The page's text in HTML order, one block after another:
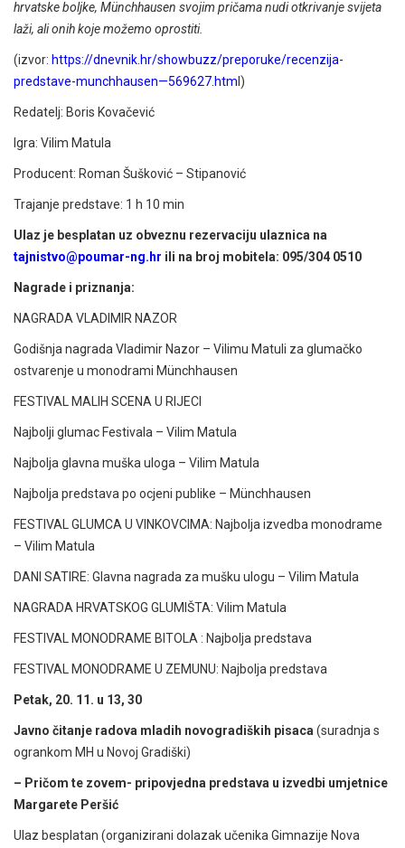
hrvatske boljke, Münchhausen svojim pričama nudi otkrivanje svijeta
laži, ali onih koje možemo oprostiti.
(izvor: https://dnevnik.hr/showbuzz/preporuke/recenzija-
predstave-munchhausen—569627.html)
Redatelj: Boris Kovačević
Igra: Vilim Matula
Producent: Roman Šušković – Stipanović
Trajanje predstave: 1 h 10 min
Ulaz je besplatan uz obveznu rezervaciju ulaznica na
tajnistvo@poumar-ng.hr ili na broj mobitela: 095/304 0510
Nagrade i priznanja:
NAGRADA VLADIMIR NAZOR
Godišnja nagrada Vladimir Nazor – Vilimu Matuli za glumačko
ostvarenje u monodrami Münchhausen
FESTIVAL MALIH SCENA U RIJECI
Najbolji glumac Festivala – Vilim Matula
Najbolja glavna muška uloga – Vilim Matula
Najbolja predstava po ocjeni publike – Münchhausen
FESTIVAL GLUMCA U VINKOVCIMA: Najbolja izvedba monodrame
– Vilim Matula
DANI SATIRE: Glavna nagrada za mušku ulogu – Vilim Matula
NAGRADA HRVATSKOG GLUMIŠTA: Vilim Matula
FESTIVAL MONODRAME BITOLA : Najbolja predstava
FESTIVAL MONODRAME U ZEMUNU: Najbolja predstava
Petak, 20. 11. u 13, 30
Javno čitanje radova mladih novogradiških pisaca (suradnja s
ogrankom MH u Novoj Gradiški)
– Pričom te zovem- pripovjedna predstava u izvedbi umjetnice
Margarete Peršić
Ulaz besplatan (organizirani dolazak učenika Gimnazije Nova